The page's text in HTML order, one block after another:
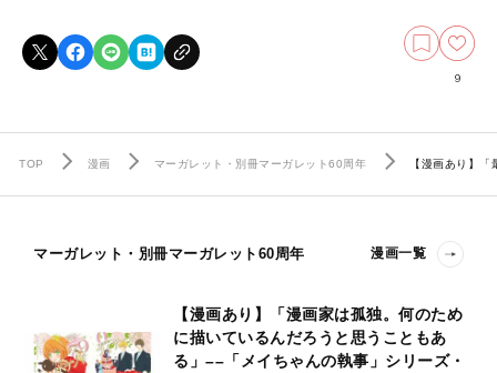
9
TOP 漫画 マーガレット・別冊マーガレット60周年 【漫画あり】
マーガレット・別冊マーガレット60周年 漫画一覧
【漫画あり】「漫画家は孤独。何のため
に描いているんだろうと思うこともあ
る」––「メイちゃんの執事」シリーズ・